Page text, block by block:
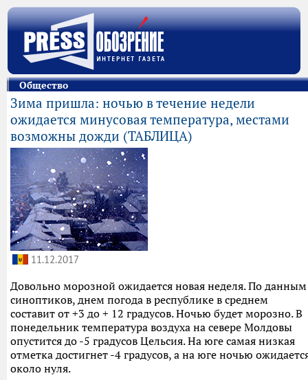
Общество
Зима пришла: ночью в течение недели
ожидается минусовая температура, местами
возможны дожди (ТАБЛИЦА)
11.12.2017
Довольно морозной ожидается новая неделя. По данным
синоптиков, днем погода в республике в среднем
составит от +3 до + 12 градусов. Ночью будет морозно. В
понедельник температура воздуха на севере Молдовы
опустится до -5 градусов Цельсия. На юге самая низкая
отметка достигнет -4 градусов, а на юге ночью
около нуля.